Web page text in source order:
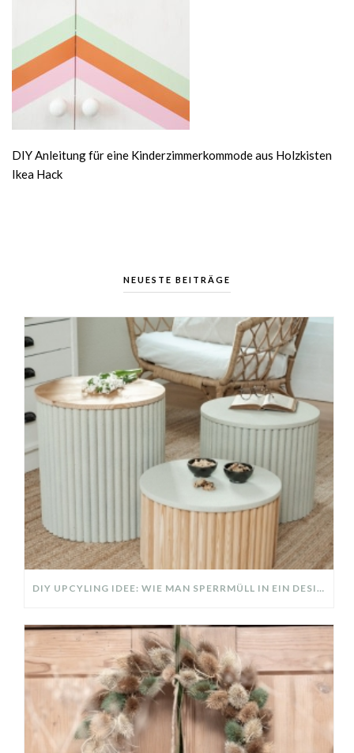
DIY Anleitung für eine Kinderzimmerkommode aus Holzkisten
Ikea Hack
NEUESTE BEITRÄGE
DIY UPCYLING IDEE: WIE MAN SPERRMÜLL IN EIN DESIGNER TEIL VERWANDELT